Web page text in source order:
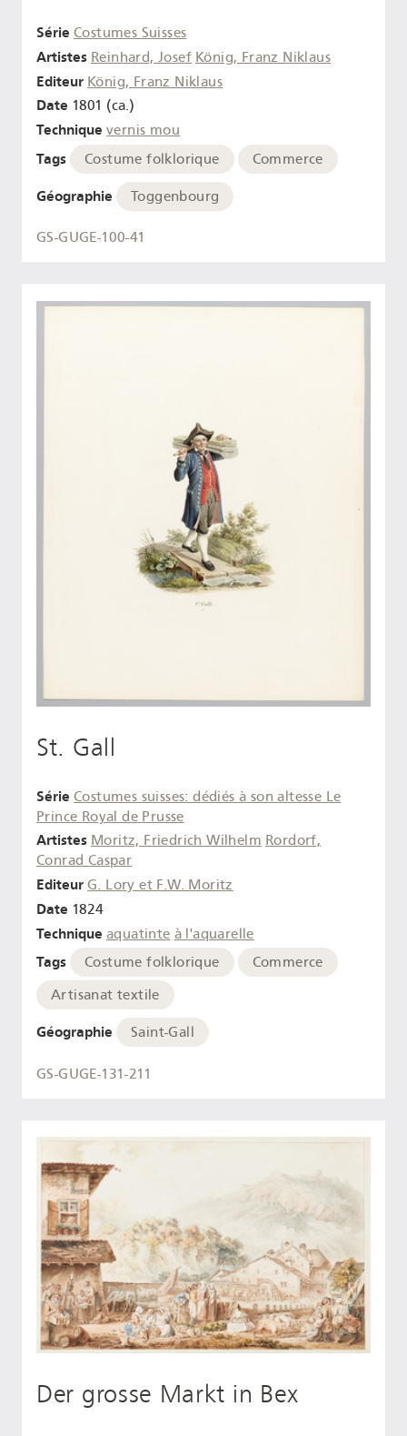
Série Costumes Suisses
Artistes Reinhard, Josef König, Franz Niklaus
Editeur König, Franz Niklaus
Date 1801 (ca.)
Technique vernis mou
Tags Costume folklorique Commerce
Géographie Toggenbourg
GS-GUGE-100-41
St. Gall
Série Costumes suisses: dédiés à son altesse Le
Prince Royal de Prusse
Artistes Moritz, Friedrich Wilhelm Rordorf,
Conrad Caspar
Editeur G. Lory et F.W. Moritz
Date 1824
Technique aquatinte à l'aquarelle
Tags Costume folklorique
Commerce
Artisanat textile
Géographie Saint-Gall
GS-GUGE-131-211
Der grosse Markt in Bex